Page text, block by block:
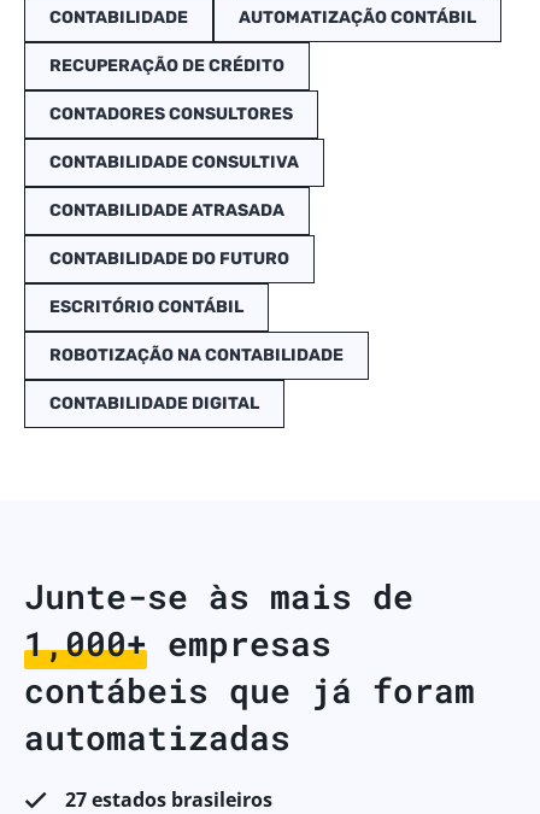
CONTABILIDADE AUTOMATIZAÇÃO CONTÁBIL
RECUPERAÇÃO DE CRÉDITO
CONTADORES CONSULTORES
CONTABILIDADE CONSULTIVA
CONTABILIDADE ATRASADA
CONTABILIDADE DO FUTURO
ESCRITÓRIO CONTÁBIL
ROBOTIZAÇÃO NA CONTABILIDADE
CONTABILIDADE DIGITAL
Junte-se às mais de
1,000+ empresas
contábeis que já foram
automatizadas
27 estados brasileiros